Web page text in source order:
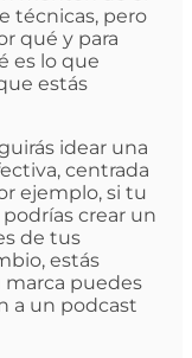
técnicas, pero
qué y para
es lo que
estás
idear una
centrada
ejemplo, si tu
crear un
de tus
estás
puedes
a un podcast